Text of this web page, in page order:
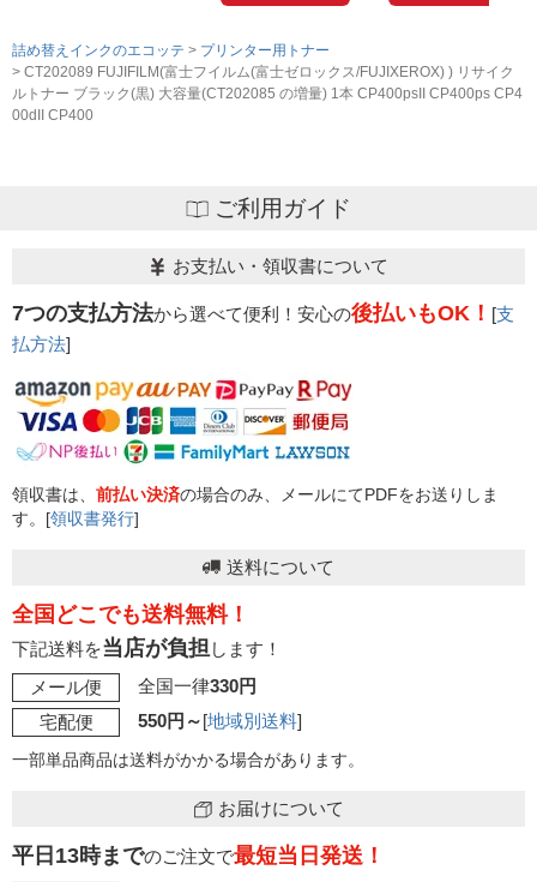
詰め替えインクのエコッテ
プリンター用トナー
CT202089 FUJIFILM(富士フイルム(富士ゼロックス/FUJIXEROX) ) リサイク
ルトナー ブラック(黒) 大容量(CT202085 の増量) 1本 CP400psII CP400ps CP4
00dII CP400
ご利用ガイド
お支払い・領収書について
7つの支払方法から選べて便利！安心の後払いもOK！ [支
払方法]
領収書は、 前払い決済の場合のみ、メールにてPDFをお送りしま
す。[領収書発行]
送料について
全国どこでも送料無料！
下記送料を当店が負担 します！
メール便
全国一律330円
宅配便
550円～[地域別送料]
一部単品商品は送料がかかる場合があります。
お届けについて
平日13時までのご注文で最短当日発送！